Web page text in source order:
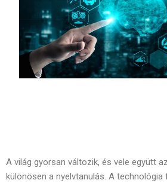
A világ gyorsan változik, és vele együtt
különösen a nyelvtanulás. A technológia